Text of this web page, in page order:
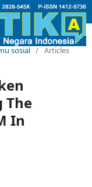
sosial / Articles
The
In